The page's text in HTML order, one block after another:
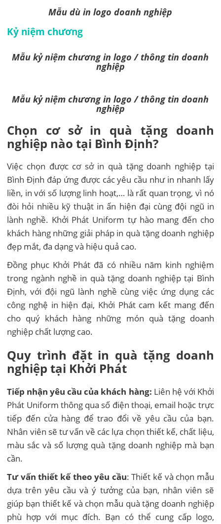
Mẫu dù in logo doanh nghiệp
Kỷ niệm chương
Mẫu kỷ niệm chương in logo / thông tin doanh
nghiệp
Mẫu kỷ niệm chương in logo / thông tin doanh
nghiệp
Chọn cơ sở in quà tặng doanh
nghiệp nào tại Bình Định?
Việc chọn được cơ sở in quà tặng doanh nghiệp tại
Bình Định đáp ứng được các yêu cầu như in nhanh lấy
liền, in với số lượng linh hoạt,… là rất quan trọng, vì nó
đòi hỏi nhiều kỹ thuật in ấn hiện đại cùng đội ngũ in
lành nghề. Khởi Phát Uniform tự hào mang đến cho
khách hàng những giải pháp in quà tặng doanh nghiệp
đẹp mắt, đa dạng và hiệu quả cao.
Đồng phục Khởi Phát đã có nhiều năm kinh nghiệm
trong ngành nghề in quà tặng doanh nghiệp tại Bình
Định, với đội ngũ lành nghề cùng việc ứng dụng các
công nghệ in hiện đại, Khởi Phát cam kết mang đến
cho quý khách hàng những món quà tặng doanh
nghiệp chất lượng cao.
Quy trình đặt in quà tặng doanh
nghiệp tại Khởi Phát
Tiếp nhận yêu cầu của khách hàng: Liên hệ với Khởi
Phát Uniform thông qua số điện thoại, email hoặc trực
tiếp đến cửa hàng để trao đổi về yêu cầu của bạn.
Nhân viên sẽ tư vấn về các lựa chọn thiết kế, chất liệu,
màu sắc và số lượng quà tặng doanh nghiệp mà bạn
cần.
Tư vấn thiết kế theo yêu cầu: Thiết kế và chọn mẫu
dựa trên yêu cầu và ý tưởng của bạn, nhân viên sẽ
giúp bạn thiết kế và chọn mẫu quà tặng doanh nghiệp
phù hợp với mục đích. Bạn có thể cung cấp logo,